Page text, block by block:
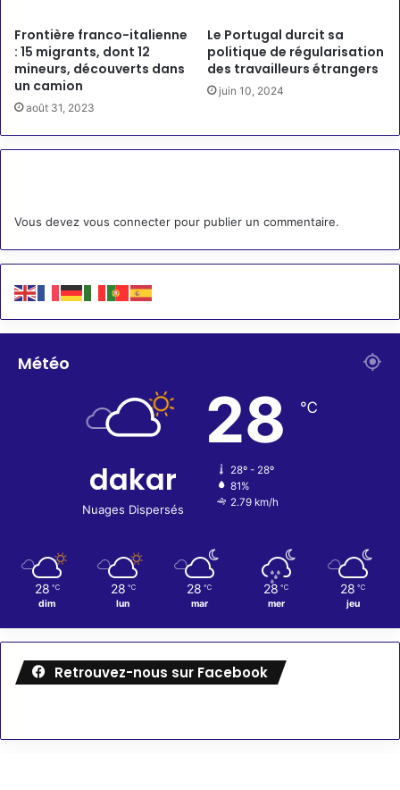
Frontière franco-italienne
: 15 migrants, dont 12
mineurs, découverts dans
un camion
août 31, 2023
Le Portugal durcit sa
politique de régularisation
des travailleurs étrangers
juin 10, 2024
Vous devez vous connecter pour publier un commentaire.
Météo
dakar
Nuages Dispersés
28 ℃
28º - 28º
81%
2.79 km/h
28 ℃
dim
28 ℃
lun
28 ℃
mar
28 ℃
mer
28 ℃
jeu
Retrouvez-nous sur Facebook